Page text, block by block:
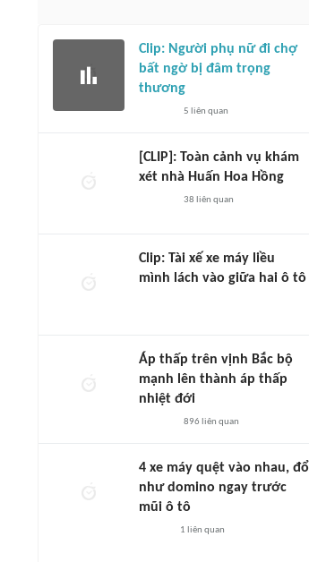
Clip: Người phụ nữ đi chợ
bất ngờ bị đâm trọng
thương
5 liên quan
[CLIP]: Toàn cảnh vụ khám
xét nhà Huấn Hoa Hồng
38 liên quan
Clip: Tài xế xe máy liều
mình lách vào giữa hai ô tô
Áp thấp trên vịnh Bắc bộ
mạnh lên thành áp thấp
nhiệt đới
896 liên quan
4 xe máy quệt vào nhau, đổ
như domino ngay trước
mũi ô tô
1 liên quan